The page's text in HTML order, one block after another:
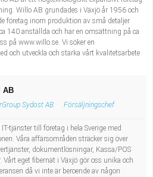
o specialavd. o mottagning
Willo AB grundades i Växjö år 1956 och
företag inom produktion av små detaljer
140 anställda och har en omsättning på ca
på www.willo.se. Vi söker en
och utveckla och stärka vårt kvalitetsarbete
AB
Sydost AB Försäljningschef
tjänster till företag i hela Sverige med
Våra affärsområden sträcker sig över
dokumentlösningar, Kassa/POS
eget fibernät i Växjö gör oss unika och
då vi inte är beroende av någon